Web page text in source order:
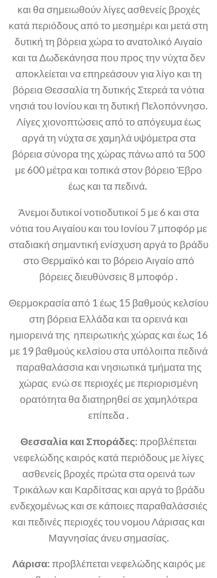
και θα σημειωθούν λίγες ασθενείς βροχές
κατά περιόδους από το μεσημέρι και μετά στη
δυτική τη βόρεια χώρα το ανατολικό Αιγαίο
και τα Δωδεκάνησα που προς την νύχτα δεν
αποκλείεται να επηρεάσουν για λίγο και τη
βόρεια Θεσσαλία τη δυτικής Στερεά τα νότια
νησιά του Ιονίου και τη δυτική Πελοπόννησο.
Λίγες χιονοπτώσεις από το απόγευμα έως
αργά τη νύχτα σε χαμηλά υψόμετρα στα
βόρεια σύνορα της χώρας πάνω από τα 500
με 600 μέτρα και τοπικά στον βόρειο Έβρο
έως και τα πεδινά.
Άνεμοι δυτικοί νοτιοδυτικοί 5 με 6 και στα
νότια του Αιγαίου και του Ιονίου 7 μποφόρ με
σταδιακή σημαντική ενίσχυση αργά το βράδυ
στο Θερμαϊκό και το βόρειο Αιγαίο από
βόρειες διευθύνσεις 8 μποφόρ .
Θερμοκρασία από 1 έως 15 βαθμούς κελσίου
στη βόρεια Ελλάδα και τα ορεινά και
ημιορεινά της ηπειρωτικής χώρας και έως 16
με 19 βαθμούς κελσίου στα υπόλοιπα πεδινά
παραθαλάσσια και νησιωτικά τμήματα της
χώρας ενώ σε περιοχές με περιορισμένη
ορατότητα θα διατηρηθεί σε χαμηλότερα
επίπεδα .
Θεσσαλία και Σποράδες: προβλέπεται
νεφελώδης καιρός κατά περιόδους με λίγες
ασθενείς βροχές πρώτα στα oρεινά των
Τρικάλων και Καρδίτσας και αργά το βράδυ
ενδεχομένως και σε κάποιες παραθαλάσσιές
και πεδινές περιοχές του νομου Λάρισας και
Μαγνησίας άνευ σημασίας.
Λάρισα: προβλέπεται νεφελώδης καιρός με